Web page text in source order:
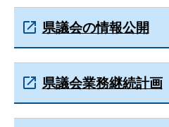
県議会の情報公開
県議会業務継続計画